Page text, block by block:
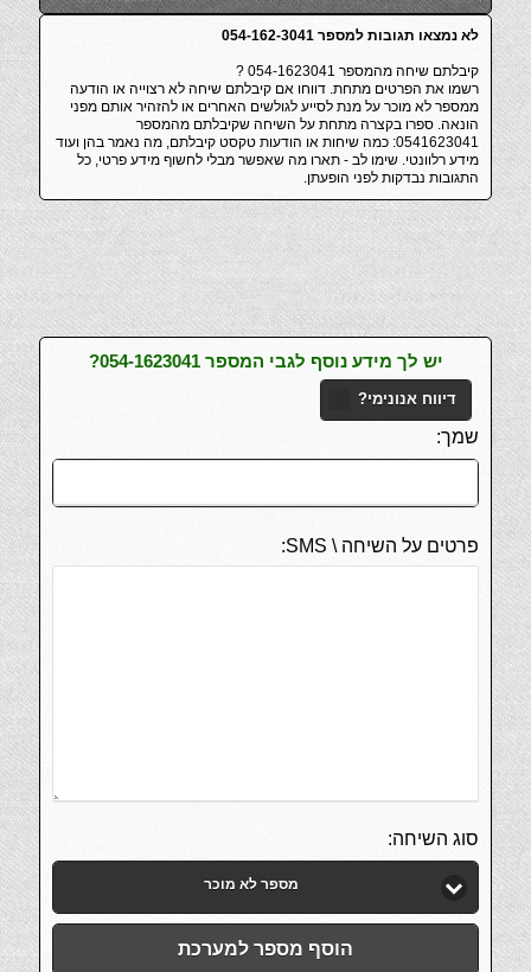
לא נמצאו תגובות למספר 054-162-3041
קיבלתם שיחה מהמספר 054-1623041 ?
רשמו את הפרטים מתחת. דווחו אם קיבלתם שיחה לא רצוייה או הודעה
ממספר לא מוכר על מנת לסייע לגולשים האחרים או להזהיר אותם מפני
הונאה. ספרו בקצרה מתחת על השיחה שקיבלתם מהמספר
0541623041: כמה שיחות או הודעות טקסט קיבלתם, מה נאמר בהן ועוד
מידע רלוונטי. שימו לב - תארו מה שאפשר מבלי לחשוף מידע פרטי, כל
התגובות נבדקות לפני הופעתן.
יש לך מידע נוסף לגבי המספר 054-1623041?
דיווח אנונימי?
שמך:
פרטים על השיחה \ SMS:
סוג השיחה:
מספר לא מוכר
הוסף מספר למערכת